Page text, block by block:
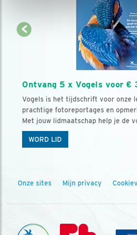
Ontvang 5 x Vogels voor €
Vogels is het tijdschrift voor onze
prachtige fotoreportages en
Met jouw lidmaatschap help je de
WORD LID
Onze sites Mijn privacy